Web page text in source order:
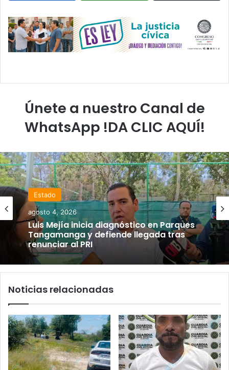
Únete a nuestro Canal de
WhatsApp !DA CLIC AQUÍ!
Estado
agosto 4, 2026
Luis Mejía inicia diagnóstico en Parques
Tangamanga y defiende llegada tras
renunciar al PRI
Noticias relacionadas